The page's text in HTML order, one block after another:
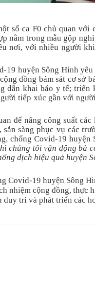
số ca F0 chủ quan với
nằm trong mẫu gộp
nơi, với nhiều người
19 huyện Sông Hinh
đồng bám sát cơ sở
dẫn khai báo y tế; triển
tiếp xúc gần với
để nâng công suất
sàng phục vụ các
chống Covid-19
chúng tôi vận động bà
dịch hiệu quả huyện
Covid-19 huyện Sông
nhiệm cộng đồng, thực
duy trì và phát triển các